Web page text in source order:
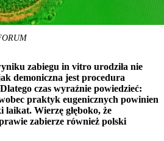
zabiegu in vitro urodziła nie
demoniczna jest procedura
czas wyraźnie powiedzieć:
praktyk eugenicznych powinien
Wierzę głęboko, że
zabierze również polski